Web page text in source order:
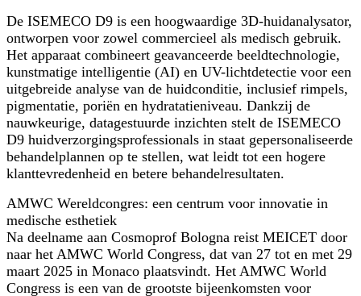
De ISEMECO D9 is een hoogwaardige 3D-huidanalysator,
ontworpen voor zowel commercieel als medisch gebruik.
Het apparaat combineert geavanceerde beeldtechnologie,
kunstmatige intelligentie (AI) en UV-lichtdetectie voor een
uitgebreide analyse van de huidconditie, inclusief rimpels,
pigmentatie, poriën en hydratatieniveau. Dankzij de
nauwkeurige, datagestuurde inzichten stelt de ISEMECO
D9 huidverzorgingsprofessionals in staat gepersonaliseerde
behandelplannen op te stellen, wat leidt tot een hogere
klanttevredenheid en betere behandelresultaten.
AMWC Wereldcongres: een centrum voor innovatie in
medische esthetiek
Na deelname aan Cosmoprof Bologna reist MEICET door
naar het AMWC World Congress, dat van 27 tot en met 29
maart 2025 in Monaco plaatsvindt. Het AMWC World
Congress is een van de grootste bijeenkomsten voor